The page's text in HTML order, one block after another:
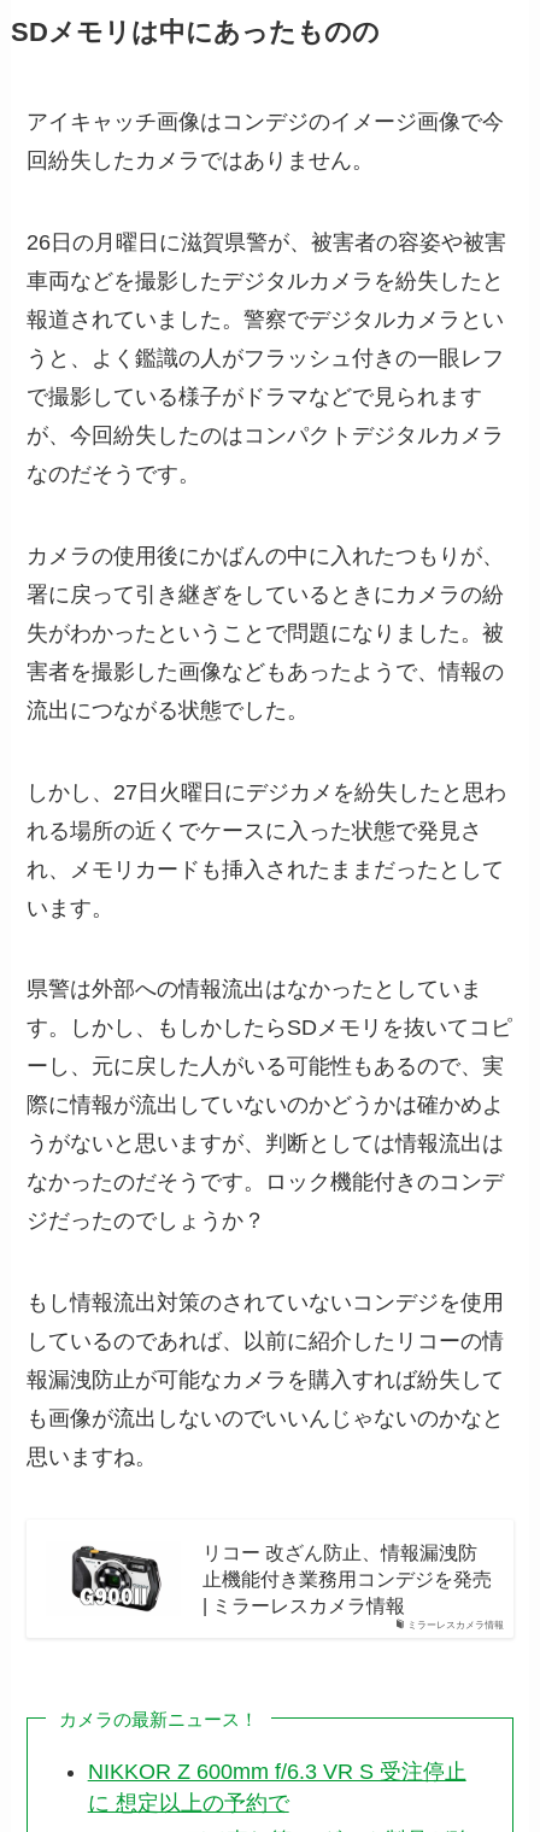
SDメモリは中にあったものの
アイキャッチ画像はコンデジのイメージ画像で今
回紛失したカメラではありません。
26日の月曜日に滋賀県警が、被害者の容姿や被害
車両などを撮影したデジタルカメラを紛失したと
報道されていました。警察でデジタルカメラとい
うと、よく鑑識の人がフラッシュ付きの一眼レフ
で撮影している様子がドラマなどで見られます
が、今回紛失したのはコンパクトデジタルカメラ
なのだそうです。
カメラの使用後にかばんの中に入れたつもりが、
署に戻って引き継ぎをしているときにカメラの紛
失がわかったということで問題になりました。被
害者を撮影した画像などもあったようで、情報の
流出につながる状態でした。
しかし、27日火曜日にデジカメを紛失したと思わ
れる場所の近くでケースに入った状態で発見さ
れ、メモリカードも挿入されたままだったとして
います。
県警は外部への情報流出はなかったとしていま
す。しかし、もしかしたらSDメモリを抜いてコピ
ーし、元に戻した人がいる可能性もあるので、実
際に情報が流出していないのかどうかは確かめよ
うがないと思いますが、判断としては情報流出は
なかったのだそうです。ロック機能付きのコンデ
ジだったのでしょうか？
もし情報流出対策のされていないコンデジを使用
しているのであれば、以前に紹介したリコーの情
報漏洩防止が可能なカメラを購入すれば紛失して
も画像が流出しないのでいいんじゃないのかなと
思いますね。
ミラーレスカメラ情報
リコー 改ざん防止、情報漏洩防
止機能付き業務用コンデジを発売
| ミラーレスカメラ情報
カメラの最新ニュース！
NIKKOR Z 600mm f/6.3 VR S 受注停止
に 想定以上の予約で